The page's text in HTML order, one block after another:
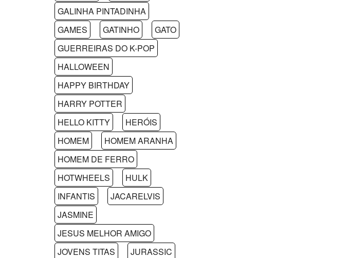
GALINHA PINTADINHA
GAMES
GATINHO
GATO
GUERREIRAS DO K-POP
HALLOWEEN
HAPPY BIRTHDAY
HARRY POTTER
HELLO KITTY
HERÓIS
HOMEM
HOMEM ARANHA
HOMEM DE FERRO
HOTWHEELS
HULK
INFANTIS
JACARELVIS
JASMINE
JESUS MELHOR AMIGO
JOVENS TITAS
JURASSIC